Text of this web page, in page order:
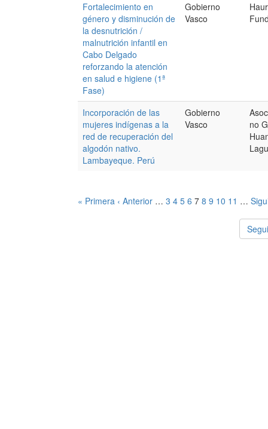
Fortalecimiento en
género y disminución de
la desnutrición /
malnutrición infantil en
Cabo Delgado
reforzando la atención
en salud e higiene (1ª
Fase)
Gobierno
Vasco
Incorporación de las
mujeres indígenas a la
red de recuperación del
algodón nativo.
Lambayeque. Perú
Gobierno
Vasco
no
« Primera ‹ Anterior … 3 4 5 6 7 8 9 10 11 …